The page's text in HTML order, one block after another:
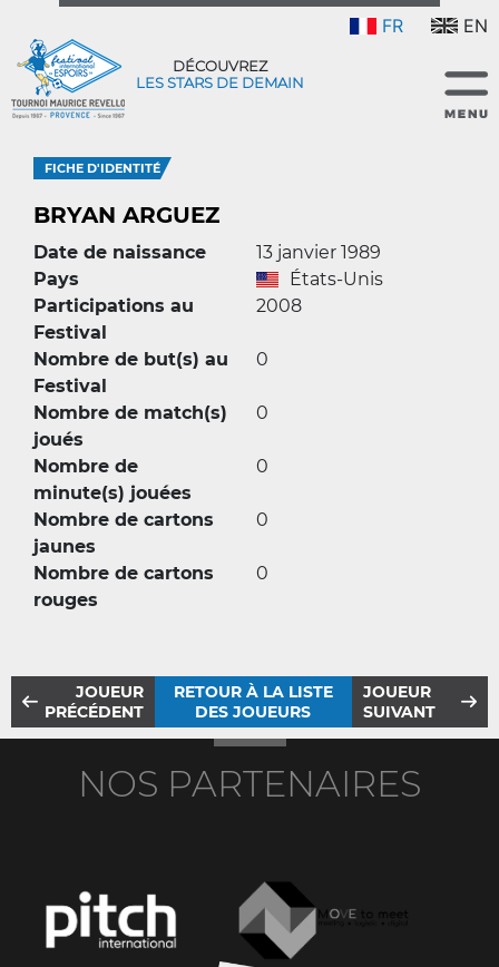
FR EN
DÉCOUVREZ
LES STARS DE DEMAIN
FICHE D'IDENTITÉ
BRYAN ARGUEZ
Date de naissance
13 janvier 1989
Pays
États-Unis
Participations au
Festival
2008
Nombre de but(s) au
Festival
0
Nombre de match(s)
joués
0
Nombre de
minute(s) jouées
0
Nombre de cartons
jaunes
0
Nombre de cartons
rouges
0
JOUEUR
PRÉCÉDENT
RETOUR À LA LISTE
DES JOUEURS
JOUEUR
SUIVANT
NOS PARTENAIRES